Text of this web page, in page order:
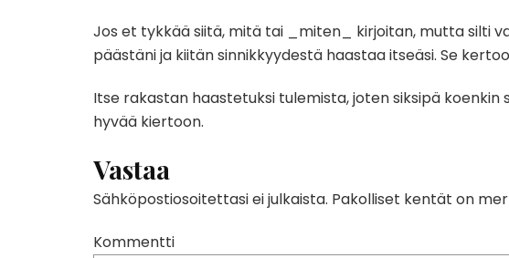
Jos et tykkää siitä, mitä tai _miten_ kirjoitan, mutta silti
päästäni ja kiitän sinnikkyydestä haastaa itseäsi. Se
Itse rakastan haastetuksi tulemista, joten siksipä
hyvää kiertoon.
Vastaa
Sähköpostiosoitettasi ei julkaista. Pakolliset kentät on
Kommentti